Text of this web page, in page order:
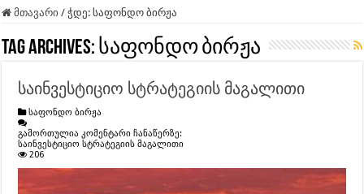
მთავარი / ჭდე:საფონდო ბირჟა
Tag Archives: საფონდო ბირჟა
საინვესტიციო სტრატეგიის მაგალითი
საფონდო ბირჟა
გამორთულია კომენტარი ჩანაწერზე:
საინვესტიციო სტრატეგიის მაგალითი
206